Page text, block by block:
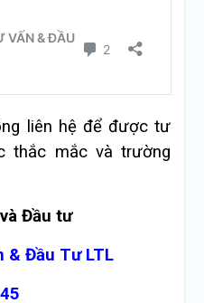
liên hệ để được tư
thắc mắc và trường
Đầu tư
& Đầu Tư LTL